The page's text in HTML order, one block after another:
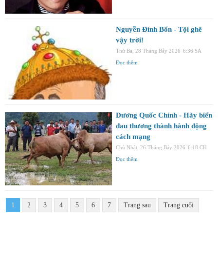
Nguyễn Đình Bổn - Tội ghê
vậy trời!
Thứ Ba, 28 Tháng Bảy 2026 6:36 SA
Đọc thêm
Dương Quốc Chính - Hãy biến
đau thương thành hành động
cách mạng
Chủ Nhật, 26 Tháng Bảy 2026 6:18 CH
Đọc thêm
1 2 3 4 5 6 7 Trang sau Trang cuối